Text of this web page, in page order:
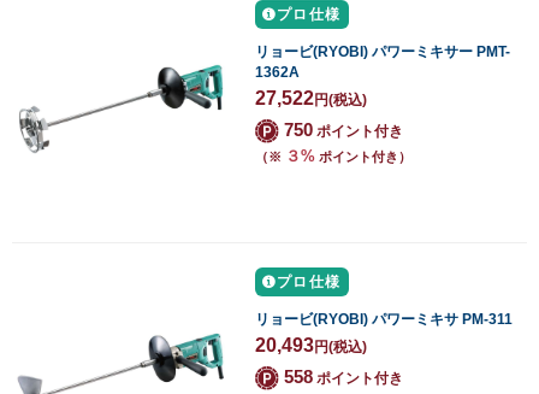
プロ仕様
リョービ(RYOBI) パワーミキサー PMT-
1362A
27,522円(税込)
750 ポイント付き
（※ ３% ポイント付き）
プロ仕様
リョービ(RYOBI) パワーミキサ PM-311
20,493円(税込)
558 ポイント付き